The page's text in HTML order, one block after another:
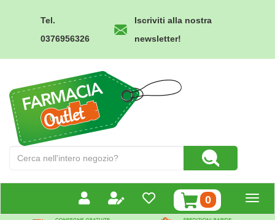
Tel.
0376956326
Iscriviti alla nostra
newsletter!
Outlet
Prodotto
Cerca Prodotto
0prodotti
inseriti